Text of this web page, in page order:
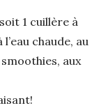
1 cuillère à
chaude, au
aux